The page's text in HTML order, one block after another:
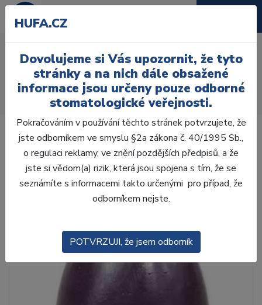
500g 1,5mm
Úvod Laboratoř Vosková modelace
Fóliové vosky
Cervikalni vosk MENSA fialovy 60g
HUFA.CZ
Dovolujeme si Vás upozornit, že tyto
stránky a na nich dále obsažené
informace jsou určeny pouze odborné
stomatologické veřejnosti.
Pokračováním v používání těchto stránek potvrzujete, že
jste odborníkem ve smyslu §2a zákona č. 40/1995 Sb.,
o regulaci reklamy, ve znění pozdějších předpisů, a že
jste si vědom(a) rizik, která jsou spojena s tím, že se
seznámíte s informacemi takto určenými pro případ, že
odborníkem nejste.
POTVRZUJI, že jsem odborník